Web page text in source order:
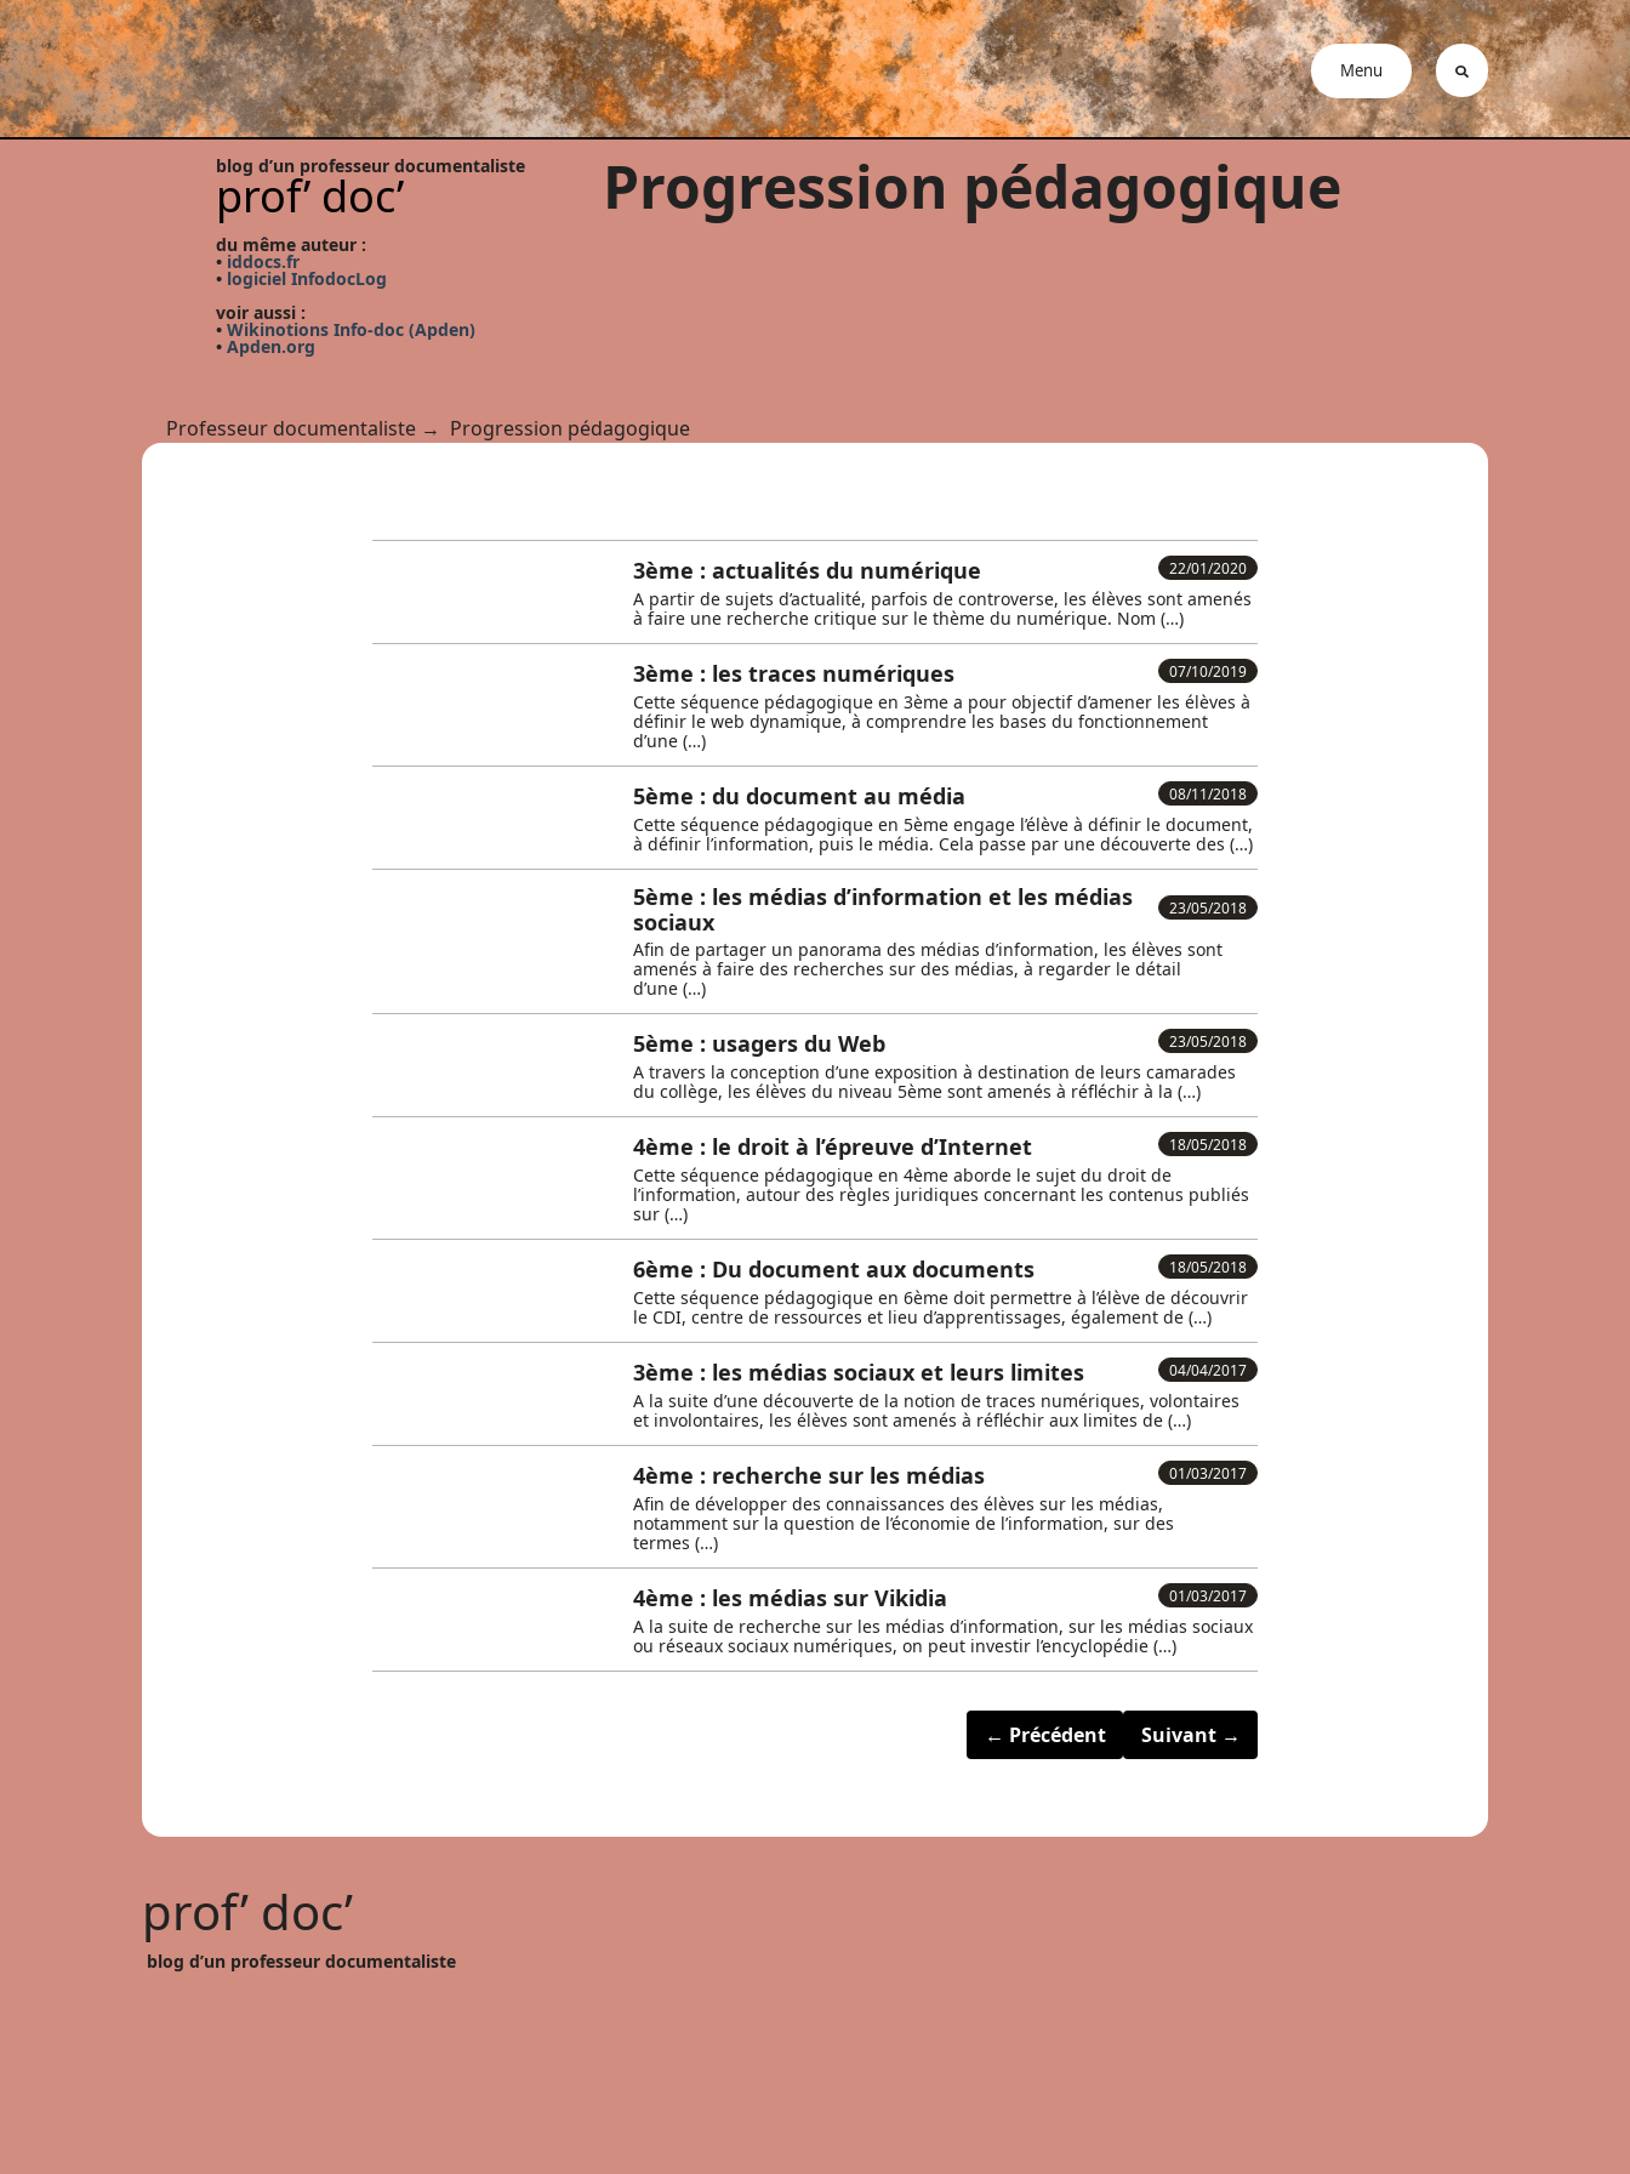
Menu
blog d’un professeur documentaliste
prof’ doc’
du même auteur :
• iddocs.fr
• logiciel InfodocLog
voir aussi :
• Wikinotions Info-doc (Apden)
• Apden.org
Progression pédagogique
Professeur documentaliste → Progression pédagogique
22/01/2020
3ème : actualités du numérique
A partir de sujets d’actualité, parfois de controverse, les élèves sont amenés
à faire une recherche critique sur le thème du numérique. Nom (…)
07/10/2019
3ème : les traces numériques
Cette séquence pédagogique en 3ème a pour objectif d’amener les élèves à
définir le web dynamique, à comprendre les bases du fonctionnement
d’une (…)
08/11/2018
5ème : du document au média
Cette séquence pédagogique en 5ème engage l’élève à définir le document,
à définir l’information, puis le média. Cela passe par une découverte des (…)
23/05/2018
5ème : les médias d’information et les médias
sociaux
Afin de partager un panorama des médias d’information, les élèves sont
amenés à faire des recherches sur des médias, à regarder le détail
d’une (…)
23/05/2018
5ème : usagers du Web
A travers la conception d’une exposition à destination de leurs camarades
du collège, les élèves du niveau 5ème sont amenés à réfléchir à la (…)
18/05/2018
4ème : le droit à l’épreuve d’Internet
Cette séquence pédagogique en 4ème aborde le sujet du droit de
l’information, autour des règles juridiques concernant les contenus publiés
sur (…)
18/05/2018
6ème : Du document aux documents
Cette séquence pédagogique en 6ème doit permettre à l’élève de découvrir
le CDI, centre de ressources et lieu d’apprentissages, également de (…)
04/04/2017
3ème : les médias sociaux et leurs limites
A la suite d’une découverte de la notion de traces numériques, volontaires
et involontaires, les élèves sont amenés à réfléchir aux limites de (…)
01/03/2017
4ème : recherche sur les médias
Afin de développer des connaissances des élèves sur les médias,
notamment sur la question de l’économie de l’information, sur des
termes (…)
01/03/2017
4ème : les médias sur Vikidia
A la suite de recherche sur les médias d’information, sur les médias sociaux
ou réseaux sociaux numériques, on peut investir l’encyclopédie (…)
← Précédent Suivant →
prof’ doc’
blog d’un professeur documentaliste